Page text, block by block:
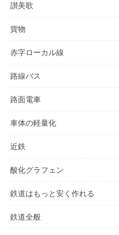
讃美歌
貨物
赤字ローカル線
路線バス
路面電車
車体の軽量化
近鉄
酸化グラフェン
鉄道はもっと安く作れる
鉄道全般